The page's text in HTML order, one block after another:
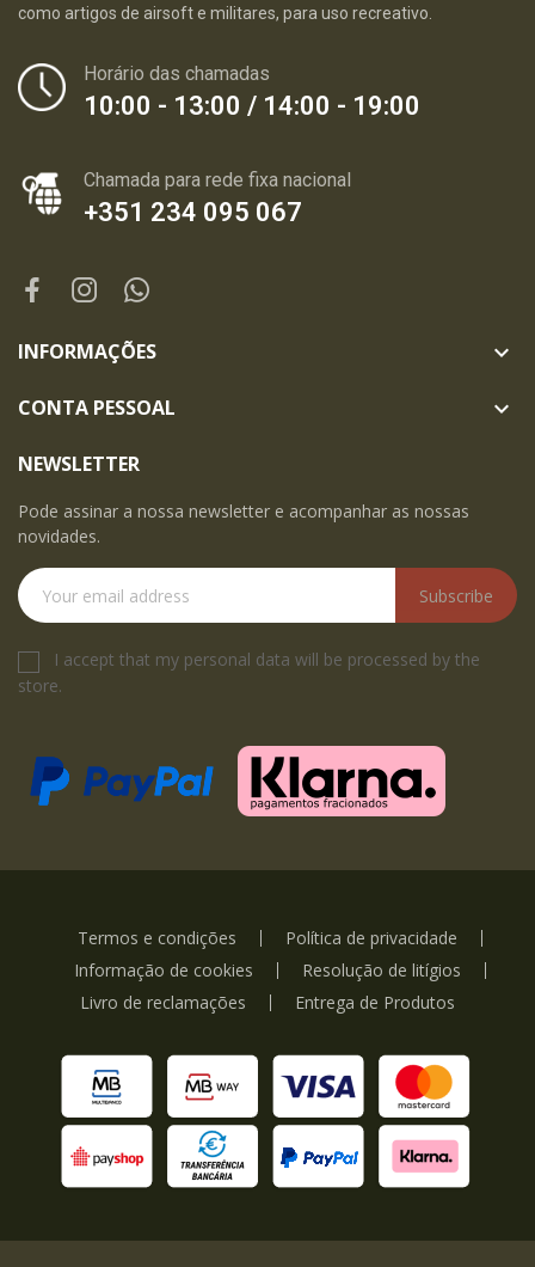
como artigos de airsoft e militares, para uso recreativo.
Horário das chamadas
10:00 - 13:00 / 14:00 - 19:00
Chamada para rede fixa nacional
+351 234 095 067
INFORMAÇÕES 
CONTA PESSOAL 
NEWSLETTER
Pode assinar a nossa newsletter e acompanhar as nossas
novidades.
Subscribe
I accept that my personal data will be processed by the
store.
Termos e condições
Política de privacidade
Informação de cookies
Resolução de litígios
Livro de reclamações
Entrega de Produtos